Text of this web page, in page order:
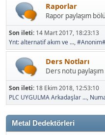
Raporlar
Rapor paylaşım
Son ileti: 14 Mart 2017, 18:23:13
Ynt: alternatif akım ve ...,
Ders Notları
Ders notu
Son ileti: 18 Ekim 2018, 12:53:10
PLC UYGULMA Arkadaşlar ...,
Metal Dedektörleri